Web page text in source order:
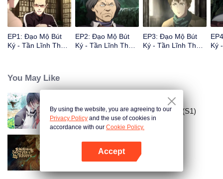
EP1: Đạo Mộ Bút
Ký - Tần Lĩnh Thần
EP2: Đạo Mộ Bút
Ký - Tần Lĩnh Thần
EP3: Đạo Mộ Bút
Ký - Tần Lĩnh Thần
Ký
You May Like
Đưa Ông Xã Quốc Dân Về Nhà (S1)
Ba Đường Luân Hồi
By using the website, you are agreeing to our
Privacy Policy and the use of cookies in
accordance with our Cookie Policy.
Accept